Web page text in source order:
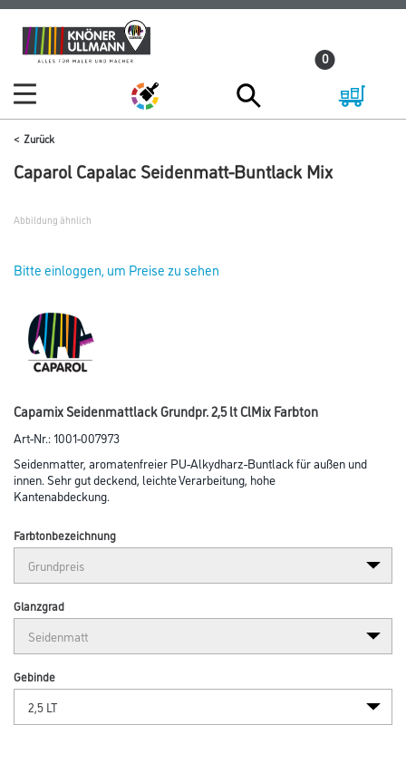
Zum
Inhalt
Zum
Navigationsmenü
0
Zurück
Caparol Capalac Seidenmatt-Buntlack Mix
Abbildung ähnlich
Bitte einloggen, um Preise zu sehen
Capamix Seidenmattlack Grundpr. 2,5 lt ClMix Farbton
Art-Nr.:1001-007973
Seidenmatter, aromatenfreier PU-Alkydharz-Buntlack für außen und
innen. Sehr gut deckend, leichte Verarbeitung, hohe
Kantenabdeckung.
Farbtonbezeichnung
Glanzgrad
Gebinde